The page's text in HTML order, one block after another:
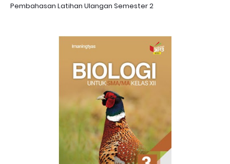
Pembahasan Latihan Ulangan Semester 2